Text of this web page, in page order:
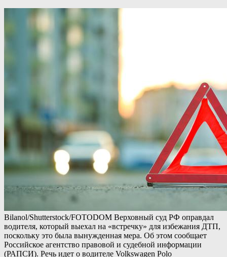
Bilanol/Shutterstock/FOTODOM Верховный суд РФ оправдал
водителя, который выехал на «встречку» для избежания ДТП,
поскольку это была вынужденная мера. Об этом сообщает
Российское агентство правовой и судебной информации
(РАПСИ). Речь идет о водителе Volkswagen Polo